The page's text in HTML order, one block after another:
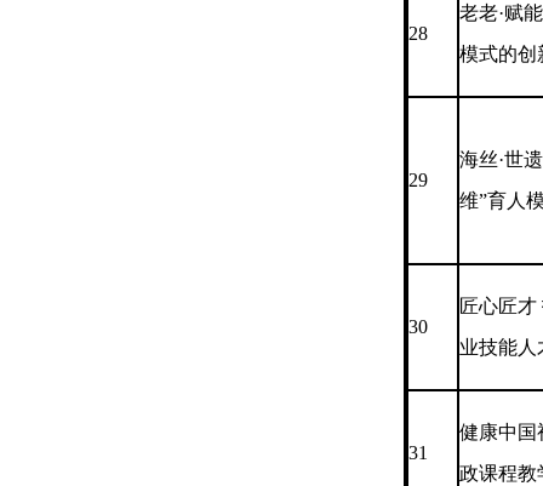
28
老老·赋
模式的
29
海丝·世
维”育人
30
匠心匠才
业技能
31
健康中国
政课程